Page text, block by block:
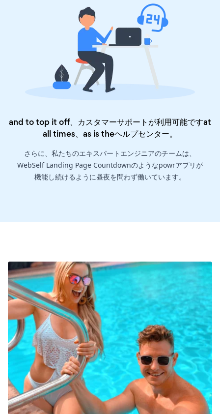
and to top it off、カスタマーサポートが利用可能ですat
all times、as is theヘルプセンター。
さらに、私たちのエキスパートエンジニアのチームは、
WebSelf Landing Page Countdownのようなpowrアプリが
機能し続けるように昼夜を問わず働いています。